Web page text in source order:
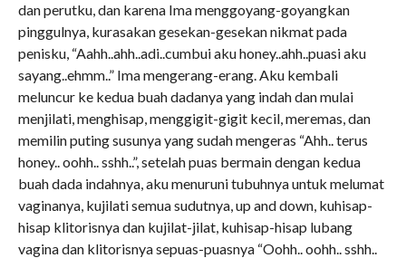
dan perutku, dan karena Ima menggoyang-goyangkan
pinggulnya, kurasakan gesekan-gesekan nikmat pada
penisku, “Aahh..ahh..adi..cumbui aku honey..ahh..puasi aku
sayang..ehmm..” Ima mengerang-erang. Aku kembali
meluncur ke kedua buah dadanya yang indah dan mulai
menjilati, menghisap, menggigit-gigit kecil, meremas, dan
memilin puting susunya yang sudah mengeras “Ahh.. terus
honey.. oohh.. sshh..”, setelah puas bermain dengan kedua
buah dada indahnya, aku menuruni tubuhnya untuk melumat
vaginanya, kujilati semua sudutnya, up and down, kuhisap-
hisap klitorisnya dan kujilat-jilat, kuhisap-hisap lubang
vagina dan klitorisnya sepuas-puasnya “Oohh.. oohh.. sshh..